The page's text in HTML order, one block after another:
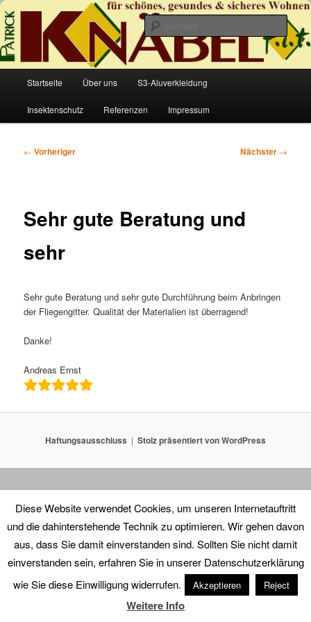
Zum
primären
Inhalt
springenHolzfit Knäbel
für schönes, gesundes & sicheres Wohnen
Startseite Über uns S3-Aluverkleidung
Insektenschutz Referenzen Impressum
Beitragsnavigation
← Vorheriger Nächster →
Sehr gute Beratung und
sehr
Sehr gute Beratung und sehr gute Durchführung beim Anbringen
der Fliegengitter. Qualität der Materialien ist überragend!
Danke!
Andreas Ernst
Haftungsausschluss Stolz präsentiert von WordPress
Diese Website verwendet Cookies, um unseren Internetauftritt
und die dahinterstehende Technik zu optimieren. Wir gehen davon
aus, dass Sie damit einverstanden sind. Sollten Sie nicht damit
einverstanden sein, erfahren Sie in unserer Datenschutzerklärung
wie Sie diese Einwilligung widerrufen.
Akzeptieren Reject
Weitere Info